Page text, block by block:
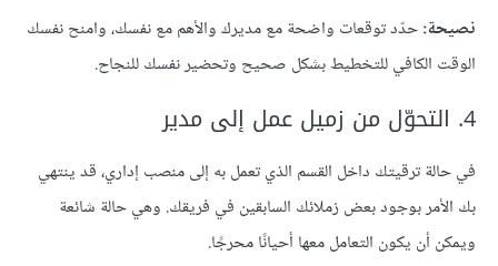
نصيحة:حدّد توقعات واضحة مع مديرك والأهم مع نفسك، وامنح نفسك
الوقت الكافي للتخطيط بشكل صحيح وتحضير نفسك للنجاح.
4. التحوّل من زميل عمل إلى مدير
في حالة ترقيتك داخل القسم الذي تعمل به إلى منصب إداري، قد ينتهي
بك الأمر بوجود بعض زملائك السابقين في فريقك. وهي حالة شائعة
ويمكن أن يكون التعامل معها أحيانًا محرجًا.